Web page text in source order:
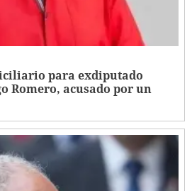
para exdiputado
Romero, acusado por un